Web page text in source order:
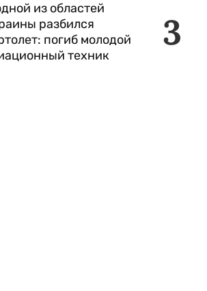
3
из областей
разбился
погиб молодой
техник